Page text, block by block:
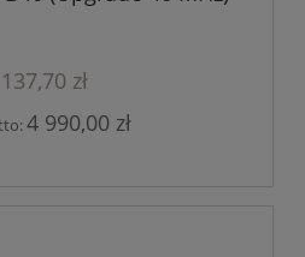
zł
4 990,00 zł